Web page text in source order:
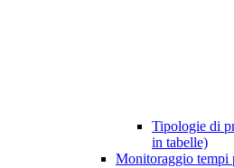
Tipologie di
in tabelle)
Monitoraggio tempi